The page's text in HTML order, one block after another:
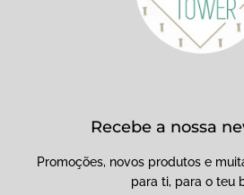
Recebe a nossa
Promoções, novos produtos e
para ti, para o teu